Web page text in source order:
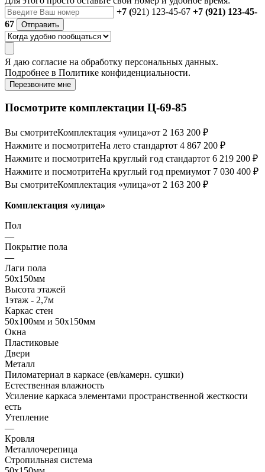
+7 (921) 123-45-67 +7 (921) 123-45-
67
Отправить
Я даю согласие на обработку персональных данных.
Подробнее в Политике конфиденциальности.
Перезвоните мне
Посмотрите комплектации Ц-69-85
Вы смотритеКомплектация «улица»от 2 163 200 ₽
Нажмите и посмотритеНа лето стандартот 4 867 200 ₽
Нажмите и посмотритеНа круглый год стандартот 6 219 200 ₽
Нажмите и посмотритеНа круглый год премиумот 7 030 400 ₽
Вы смотритеКомплектация «улица»от 2 163 200 ₽
Комплектация «улица»
Пол
—
Покрытие пола
—
Лаги пола
50х150мм
Высота этажей
1этаж - 2,7м
Каркас стен
50х100мм и 50х150мм
Окна
Пластиковые
Двери
Металл
Пиломатериал в каркасе (ев/камерн. сушки)
Естественная влажность
Усиление каркаса элементами пространственной жесткости
есть
Утепление
—
Кровля
Металлочерепица
Стропильная система